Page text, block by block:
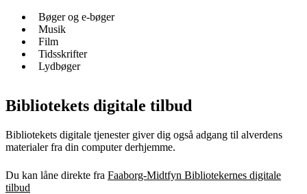
Bøger og e-bøger
Musik
Film
Tidsskrifter
Lydbøger
Bibliotekets digitale tilbud
Bibliotekets digitale tjenester giver dig også adgang til alverdens
materialer fra din computer derhjemme.
Du kan låne direkte fra Faaborg-Midtfyn Bibliotekernes digitale
tilbud